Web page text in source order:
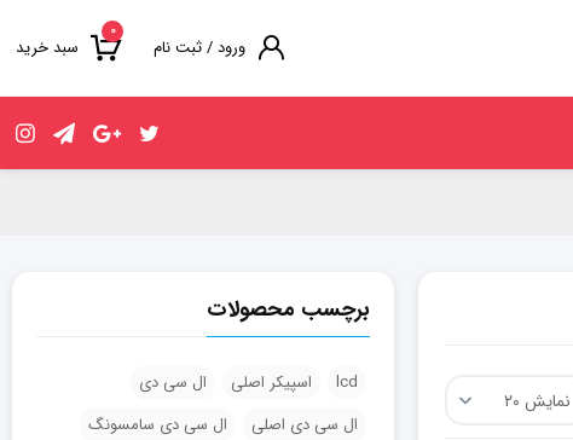
۰
سبد خرید ورود / ثبت نام
برچسب محصولات
lcd اسپیکر اصلی
ال سی دی
ال سی دی اصلی
ال سی دی سامسونگ